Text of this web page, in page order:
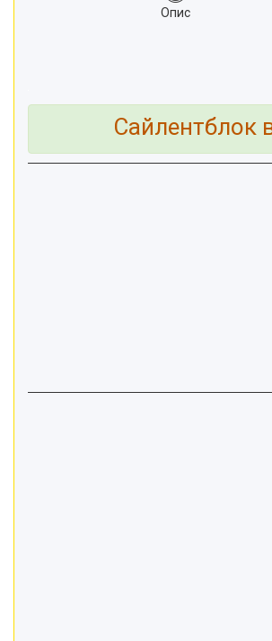
Опис
Сайлентблок